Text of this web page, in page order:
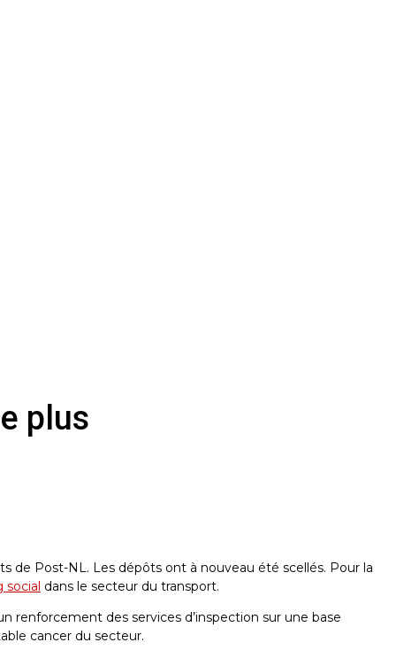
plus
de Post-NL. Les dépôts ont à nouveau été scellés. Pour la
social dans le secteur du transport.
renforcement des services d’inspection sur une base
cancer du secteur.